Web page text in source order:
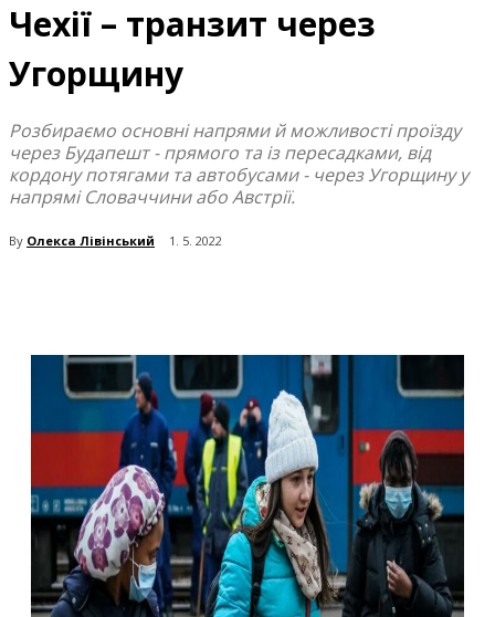
Чехії – транзит через
Угорщину
Розбираємо основні напрями й можливості проїзду
через Будапешт - прямого та із пересадками, від
кордону потягами та автобусами - через Угорщину у
напрямі Словаччини або Австрії.
By Олекса Лівінський 1. 5. 2022